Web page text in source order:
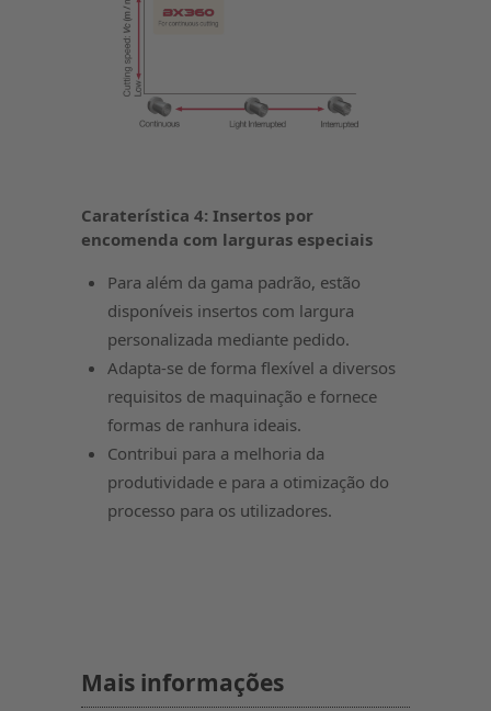
Caraterística 4: Insertos por
encomenda com larguras especiais
Para além da gama padrão, estão
disponíveis insertos com largura
personalizada mediante pedido.
Adapta-se de forma flexível a diversos
requisitos de maquinação e fornece
formas de ranhura ideais.
Contribui para a melhoria da
produtividade e para a otimização do
processo para os utilizadores.
Mais informações